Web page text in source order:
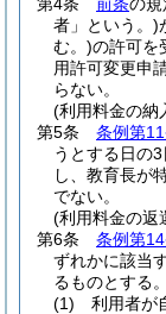
者」という。)
む。)の許可を
用許可変更申
らない。
(利用料金の納
第5条
条例第
うとする日の
し、教育長が
でない。
(利用料金の返
第6条
条例第
ずれかに該当
るものとする。
(1)
利用者が